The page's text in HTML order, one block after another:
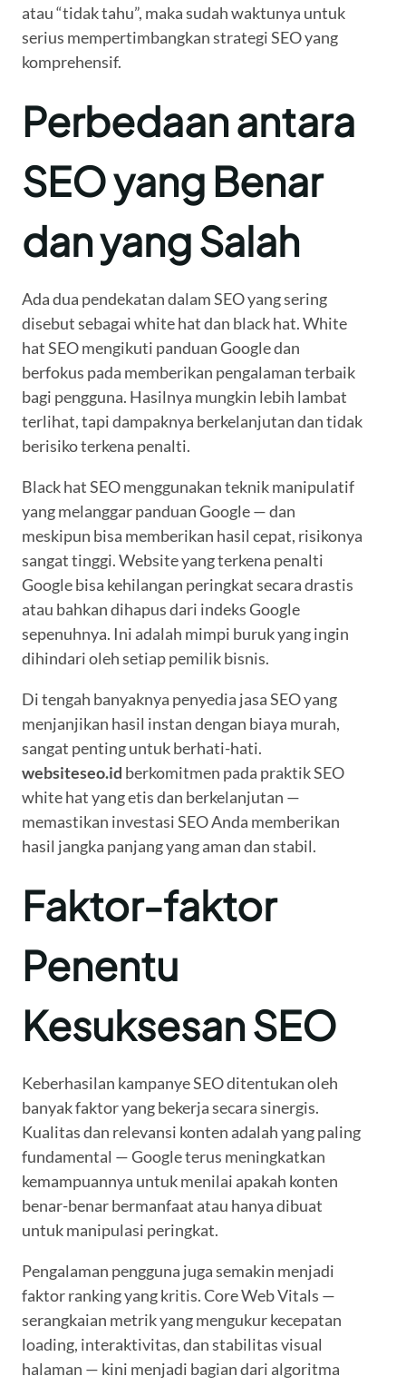
atau “tidak tahu”, maka sudah waktunya untuk
serius mempertimbangkan strategi SEO yang
komprehensif.
Perbedaan antara
SEO yang Benar
dan yang Salah
Ada dua pendekatan dalam SEO yang sering
disebut sebagai white hat dan black hat. White
hat SEO mengikuti panduan Google dan
berfokus pada memberikan pengalaman terbaik
bagi pengguna. Hasilnya mungkin lebih lambat
terlihat, tapi dampaknya berkelanjutan dan tidak
berisiko terkena penalti.
Black hat SEO menggunakan teknik manipulatif
yang melanggar panduan Google — dan
meskipun bisa memberikan hasil cepat, risikonya
sangat tinggi. Website yang terkena penalti
Google bisa kehilangan peringkat secara drastis
atau bahkan dihapus dari indeks Google
sepenuhnya. Ini adalah mimpi buruk yang ingin
dihindari oleh setiap pemilik bisnis.
Di tengah banyaknya penyedia jasa SEO yang
menjanjikan hasil instan dengan biaya murah,
sangat penting untuk berhati-hati.
websiteseo.id berkomitmen pada praktik SEO
white hat yang etis dan berkelanjutan —
memastikan investasi SEO Anda memberikan
hasil jangka panjang yang aman dan stabil.
Faktor-faktor
Penentu
Kesuksesan SEO
Keberhasilan kampanye SEO ditentukan oleh
banyak faktor yang bekerja secara sinergis.
Kualitas dan relevansi konten adalah yang paling
fundamental — Google terus meningkatkan
kemampuannya untuk menilai apakah konten
benar-benar bermanfaat atau hanya dibuat
untuk manipulasi peringkat.
Pengalaman pengguna juga semakin menjadi
faktor ranking yang kritis. Core Web Vitals —
serangkaian metrik yang mengukur kecepatan
loading, interaktivitas, dan stabilitas visual
halaman — kini menjadi bagian dari algoritma